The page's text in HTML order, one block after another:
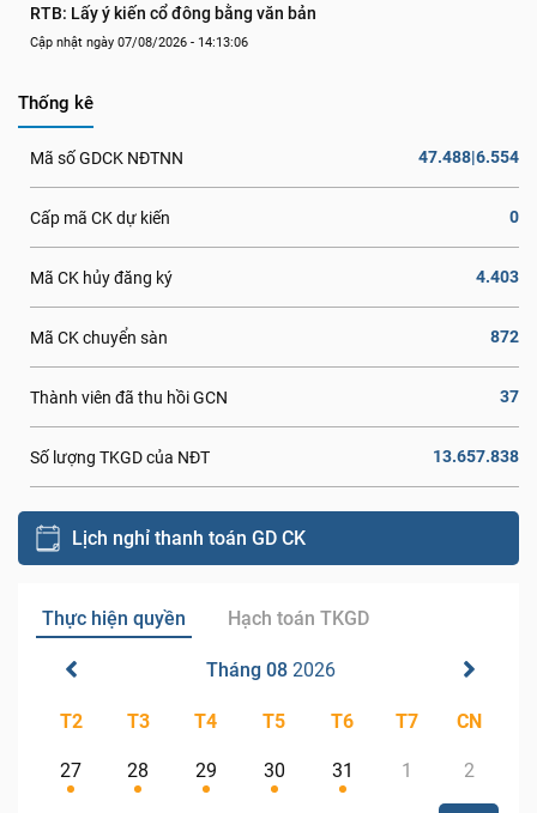
RTB: Lấy ý kiến cổ đông bằng văn bản
Cập nhật ngày 07/08/2026 - 14:13:06
Thống kê
Mã số GDCK NĐTNN 47.488|6.554
Cấp mã CK dự kiến 0
Mã CK hủy đăng ký 4.403
Mã CK chuyển sàn 872
Thành viên đã thu hồi GCN 37
Số lượng TKGD của NĐT 13.657.838
Lịch nghỉ thanh toán GD CK
Thực hiện quyền Hạch toán TKGD
Tháng 08 2026
T2 T3 T4 T5 T6 T7 CN
27 28 29 30 31 1 2